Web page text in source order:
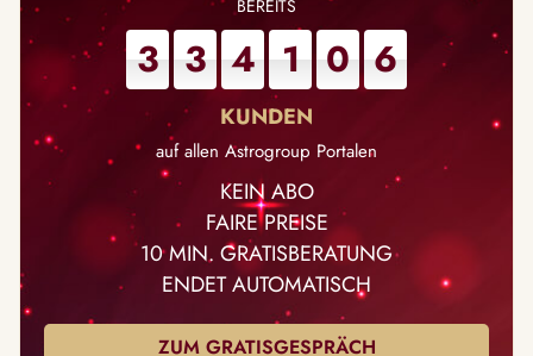
3 3 4 1 0 6
auf allen Astrogroup Portalen
KEIN ABO
FAIRE PREISE
10 MIN. GRATISBERATUNG
ENDET AUTOMATISCH
ZUM GRATISGESPRÄCH